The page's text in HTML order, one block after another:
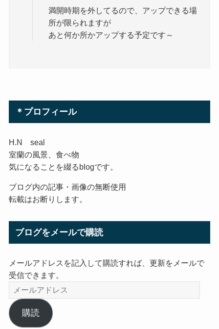
満開時期を外してるので、アップできる場
所が限られますが
あと何か所かアップする予定です～
＊プロフィール
H.N seal
室蘭の風景、食べ物
気になることを綴るblogです。
ブログ内の記事・画像の無断使用
転載はお断りします。
ブログをメールで購読
メールアドレスを記入して購読すれば、更新をメールで
受信できます。
メ
ー
ル
ア
購読